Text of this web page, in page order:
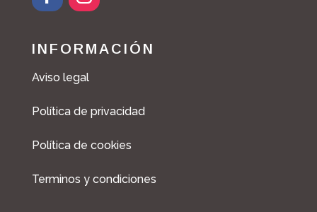
INFORMACIÓN
Aviso legal
Política de privacidad
Política de cookies
Terminos y condiciones